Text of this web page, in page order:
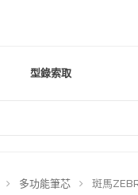
型錄索取
多功能筆芯 斑馬